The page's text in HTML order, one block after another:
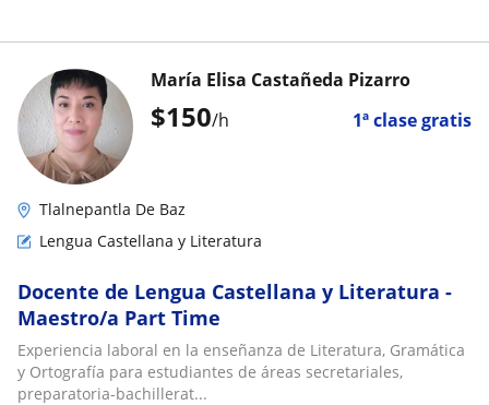
$150/h 1ª clase gratis
María Elisa Castañeda Pizarro
Tlalnepantla De Baz
Lengua Castellana y Literatura
Docente de Lengua Castellana y Literatura -
Maestro/a Part Time
Experiencia laboral en la enseñanza de Literatura, Gramática
y Ortografía para estudiantes de áreas secretariales,
preparatoria-bachillerat...